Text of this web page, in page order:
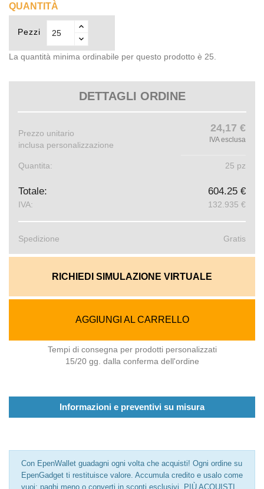
QUANTITÀ
Pezzi
La quantità minima ordinabile per questo prodotto è 25.
DETTAGLI ORDINE
Prezzo unitario
inclusa personalizzazione
24,17 €
IVA esclusa
Quantita: 25 pz
Totale: 604.25 €
IVA: 132.935 €
Spedizione Gratis
RICHIEDI SIMULAZIONE VIRTUALE
AGGIUNGI AL CARRELLO
Tempi di consegna per prodotti personalizzati
15/20 gg. dalla conferma dell'ordine
Informazioni e preventivi su misura
Con EpenWallet guadagni ogni volta che acquisti! Ogni ordine su
EpenGadget ti restituisce valore. Accumula credito e usalo come
vuoi: paghi meno o converti in sconti esclusivi. PIÙ ACQUISTI,